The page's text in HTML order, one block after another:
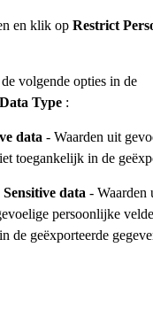
en klik op Restrict
volgende opties in de
Data Type :
data - Waarden uit
toegankelijk in de
data - Waarden
persoonlijke
de geëxporteerde